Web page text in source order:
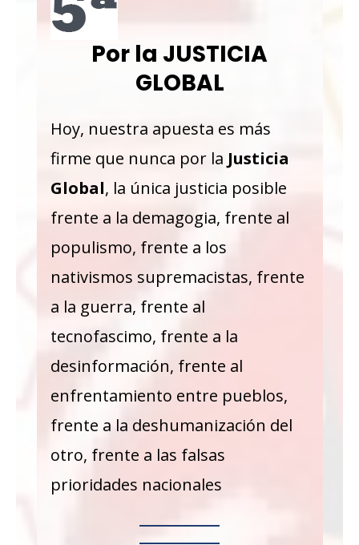
Por la JUSTICIA
GLOBAL
Hoy, nuestra apuesta es más
firme que nunca por la Justicia
Global, la única justicia posible
frente a la demagogia, frente al
populismo, frente a los
nativismos supremacistas, frente
a la guerra, frente al
tecnofascimo, frente a la
desinformación, frente al
enfrentamiento entre pueblos,
frente a la deshumanización del
otro, frente a las falsas
prioridades nacionales